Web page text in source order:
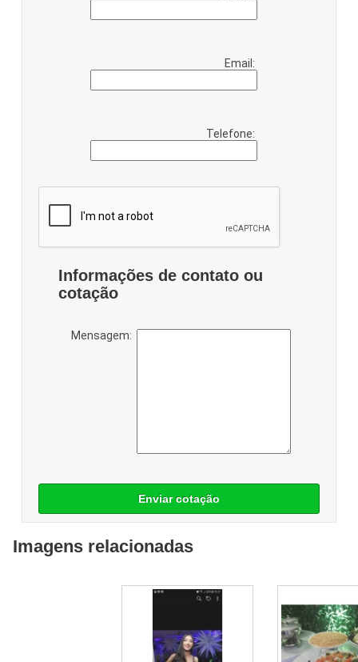
Email:
Telefone:
Informações de contato ou
cotação
Mensagem:
Enviar cotação
Imagens relacionadas